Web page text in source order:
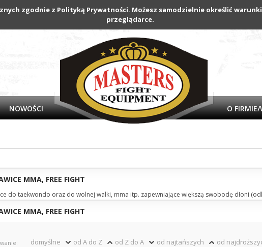
zgodnie z Polityką Prywatności. Możesz samodzielnie określić
przeglądarce.
NOWOŚCI O FIRMIE/
MMA, FREE FIGHT
do taekwondo oraz do wolnej walki, mma itp. zapewniające większą swobodę dłoni
MMA, FREE FIGHT
domyślne od A do Z od Z do A od najtańszych od